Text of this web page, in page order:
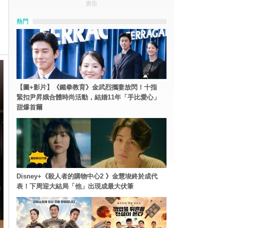
廣告
熱門
【圖+影片】《鐵拳教育》金武烈攜妻放閃！十指
緊扣尹昇娥合體時尚活動，結婚11年「手比愛心」
甜爆首爾
Disney+《殺人者的購物中心2 》金慧埈終於成代
表！下周迎大結局「他」出現成最大伏筆